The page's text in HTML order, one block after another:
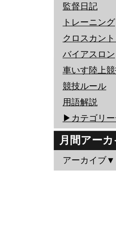
監督日記
トレーニング
クロスカン
バイアスロン
車いす陸上
競技ルール
用語解説
▶︎カテゴリ
月間アー
アーカイブ▼